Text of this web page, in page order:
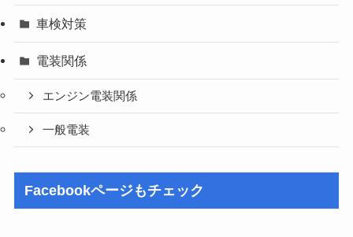
車検対策
電装関係
エンジン電装関係
一般電装
Facebookページもチェック